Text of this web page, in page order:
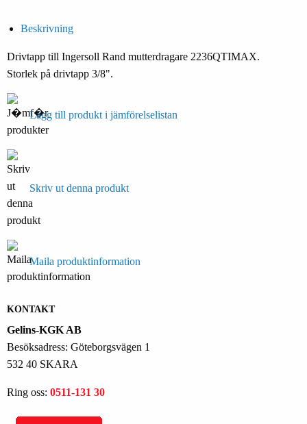
Beskrivning
Drivtapp till Ingersoll Rand mutterdragare 2236QTIMAX.
Storlek på drivtapp 3/8".
Lägg till produkt i jämförelselistan
Skriv ut denna produkt
Maila produktinformation
KONTAKT
Gelins-KGK AB
Besöksadress: Göteborgsvägen 1
532 40 SKARA
Ring oss: 0511-131 30